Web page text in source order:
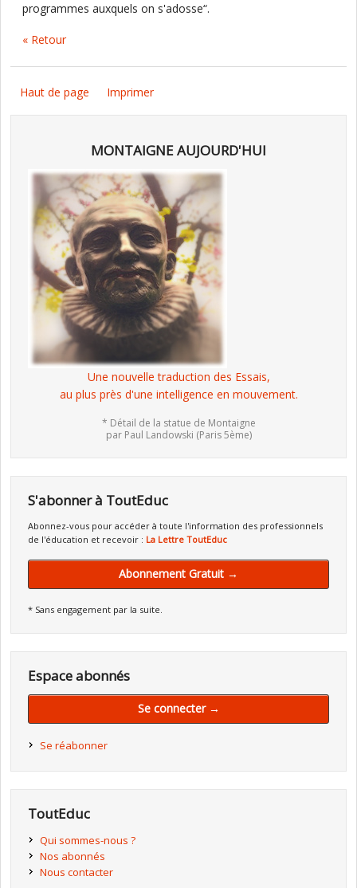
programmes auxquels on s'adosse“.
« Retour
Haut de page Imprimer
MONTAIGNE AUJOURD'HUI
Une nouvelle traduction des Essais,
au plus près d'une intelligence en mouvement.
* Détail de la statue de Montaigne
par Paul Landowski (Paris 5ème)
S'abonner à ToutEduc
Abonnez-vous pour accéder à toute l'information des professionnels
de l'éducation et recevoir : La Lettre ToutEduc
Abonnement Gratuit →
* Sans engagement par la suite.
Espace abonnés
Se connecter →
Se réabonner
ToutEduc
Qui sommes-nous ?
Nos abonnés
Nous contacter